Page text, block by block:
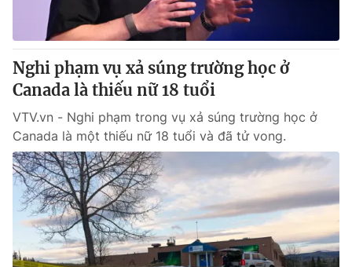
Nghi phạm vụ xả súng trường học ở
Canada là thiếu nữ 18 tuổi
VTV.vn - Nghi phạm trong vụ xả súng trường học ở
Canada là một thiếu nữ 18 tuổi và đã tử vong.